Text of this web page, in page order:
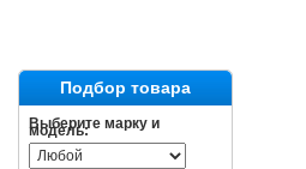
Подбор товара
Выберите марку и
модель: